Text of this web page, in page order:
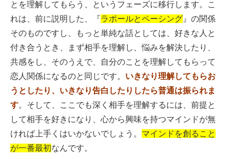
とを理解してもらう、というフェーズに移行します。こ
れは、前に説明した、『ラポールとペーシング 』の関係
そのものですし、もっと単純な話としては、好きな人と
付き合うとき、まず相手を理解し、悩みを解決したり、
共感をし、そのうえで、自分のことを理解してもらって
恋人関係になるのと同じです。 いきなり理解してもらお
うとしたり、いきなり告白したりしたら普通は振られま
す。そして、ここでも深く相手を理解するには、前提と
して相手を好きになり、心から興味を持つマインドが無
ければ上手くはいかないでしょう。 マインドを創ること
が一番最初なんです。